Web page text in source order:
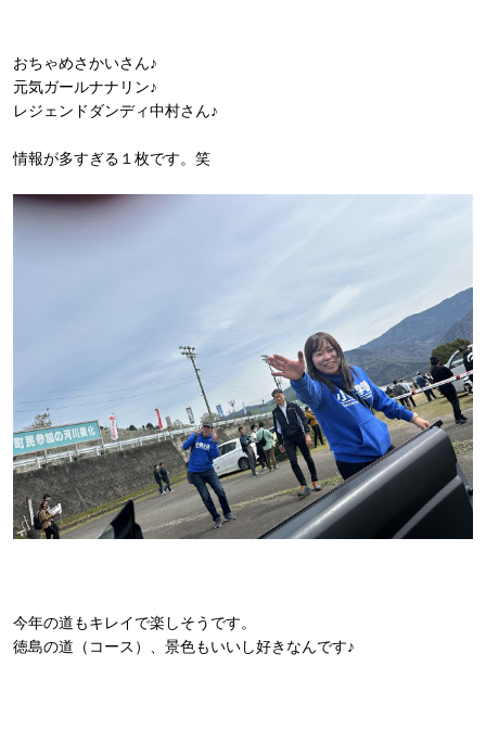
おちゃめさかいさん♪
元気ガールナナリン♪
レジェンドダンディ中村さん♪
情報が多すぎる１枚です。笑
今年の道もキレイで楽しそうです。
徳島の道（コース）、景色もいいし好きなんです♪